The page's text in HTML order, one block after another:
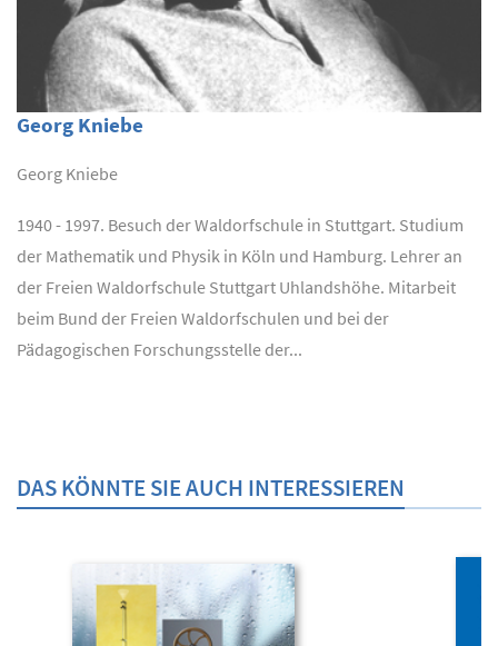
Georg Kniebe
Georg Kniebe
1940 - 1997. Besuch der Waldorfschule in Stuttgart. Studium
der Mathematik und Physik in Köln und Hamburg. Lehrer an
der Freien Waldorfschule Stuttgart Uhlandshöhe. Mitarbeit
beim Bund der Freien Waldorfschulen und bei der
Pädagogischen Forschungsstelle der...
DAS KÖNNTE SIE AUCH INTERESSIEREN